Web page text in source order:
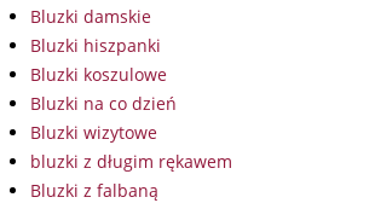
Bluzki damskie
Bluzki hiszpanki
Bluzki koszulowe
Bluzki na co dzień
Bluzki wizytowe
bluzki z długim rękawem
Bluzki z falbaną